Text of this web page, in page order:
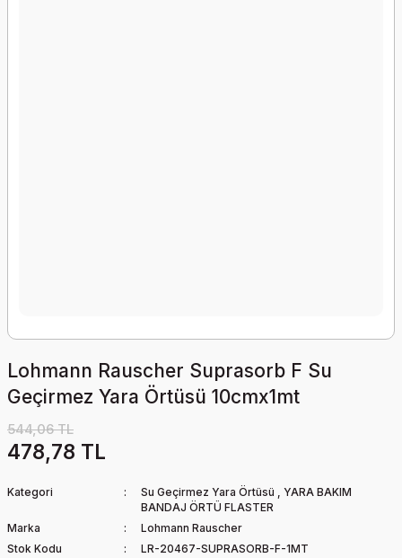
Lohmann Rauscher Suprasorb F Su
Geçirmez Yara Örtüsü 10cmx1mt
544,06 TL
478,78 TL
Kategori Su Geçirmez Yara Örtüsü , YARA BAKIM
BANDAJ ÖRTÜ FLASTER
Marka
Lohmann Rauscher
Stok Kodu
LR-20467-SUPRASORB-F-1MT